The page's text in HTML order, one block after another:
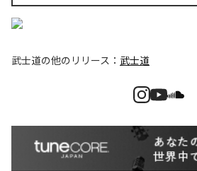
武士道の他のリリース： 武士道